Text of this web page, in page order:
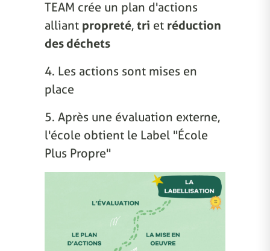
TEAM crée un plan d'actions
alliant propreté, tri et réduction
des déchets
4. Les actions sont mises en
place
5. Après une évaluation externe,
l'école obtient le Label "École
Plus Propre"